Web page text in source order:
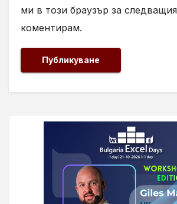
ми в този браузър за
коментирам.